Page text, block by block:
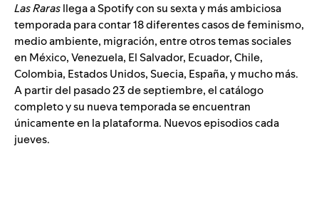
Las Rarasllega a Spotify con su sexta y más ambiciosa
temporada para contar 18 diferentes casos de feminismo,
medio ambiente, migración, entre otros temas sociales
en México, Venezuela, El Salvador, Ecuador, Chile,
Colombia, Estados Unidos, Suecia, España, y mucho más.
A partir del pasado 23 de septiembre, el catálogo
completo y su nueva temporada se encuentran
únicamente en la plataforma. Nuevos episodios cada
jueves.